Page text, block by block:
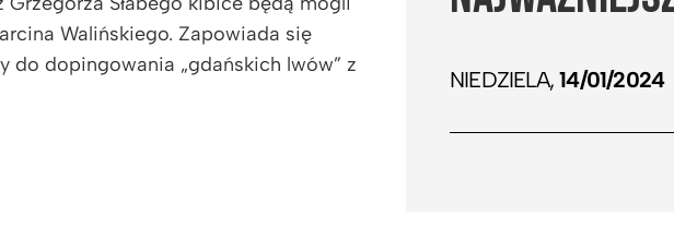
Walińskiego. Zapowiada się
do dopingowania „gdańskich lwów” z
NIEDZIELA, 14/01/2024